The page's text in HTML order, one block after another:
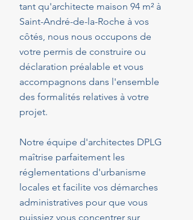
tant qu'architecte maison 94 m² à
Saint-André-de-la-Roche à vos
côtés, nous nous occupons de
votre permis de construire ou
déclaration préalable et vous
accompagnons dans l'ensemble
des formalités relatives à votre
projet.
Notre équipe d'architectes DPLG
maîtrise parfaitement les
réglementations d'urbanisme
locales et facilite vos démarches
administratives pour que vous
puissiez vous concentrer sur